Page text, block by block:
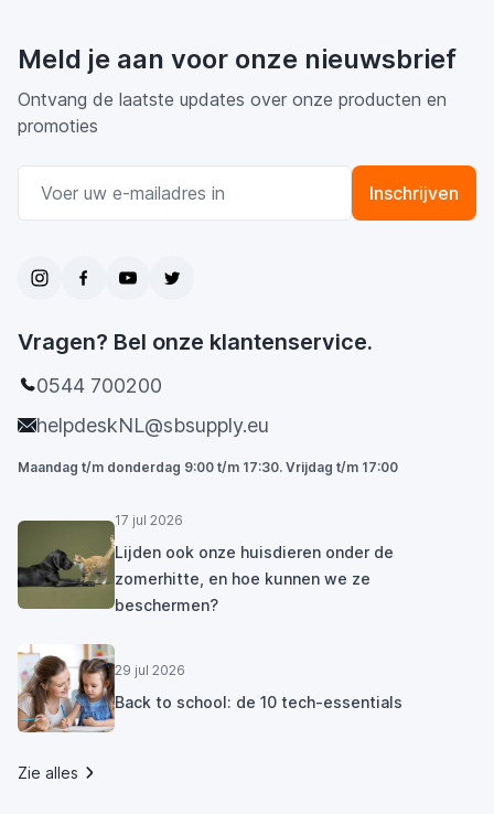
Meld je aan voor onze nieuwsbrief
Ontvang de laatste updates over onze producten en
promoties
Inschrijven
Vragen? Bel onze klantenservice.
0544 700200
helpdeskNL@sbsupply.eu
Maandag t/m donderdag 9:00 t/m 17:30. Vrijdag t/m 17:00
17 jul 2026
Lijden ook onze huisdieren onder de
zomerhitte, en hoe kunnen we ze
beschermen?
29 jul 2026
Back to school: de 10 tech-essentials
Zie alles